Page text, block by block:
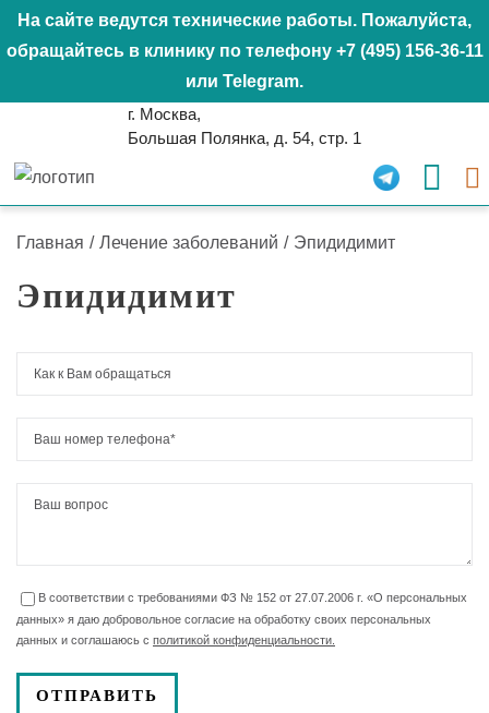
На сайте ведутся технические работы. Пожалуйста,
обращайтесь в клинику по телефону +7 (495) 156-36-11
или Telegram.
г. Москва,
Большая Полянка, д. 54, стр. 1
Главная / Лечение заболеваний / Эпидидимит
Эпидидимит
В соответствии с требованиями ФЗ № 152 от 27.07.2006 г. «О персональных
данных» я даю добровольное согласие на обработку своих персональных
данных и соглашаюсь с политикой конфиденциальности.